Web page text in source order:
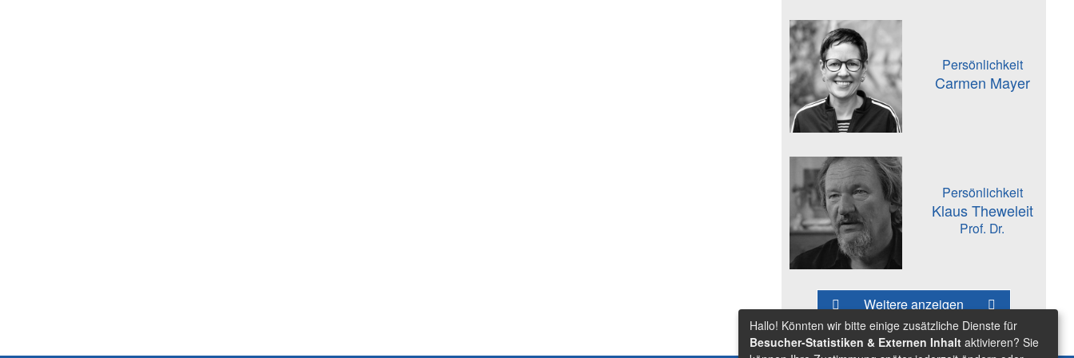
Persönlichkeit
Carmen Mayer
Persönlichkeit
Klaus Theweleit
Prof. Dr.
Weitere anzeigen
Hallo! Könnten wir bitte einige zusätzliche Dienste für
Besucher-Statistiken & Externen Inhalt aktivieren? Sie